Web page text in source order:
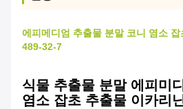
에피메디엄 추출물 분말 코니 염소
489-32-7
식물 추출물 분말 에피미
염소 잡초 추출물 이카리